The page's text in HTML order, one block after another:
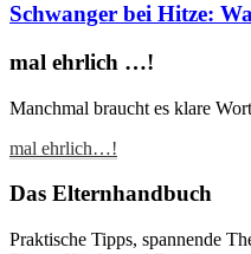
Schwanger bei Hitze:
mal ehrlich …!
Manchmal braucht es klare
mal ehrlich…!
Das Elternhandbuch
Praktische Tipps, spannende